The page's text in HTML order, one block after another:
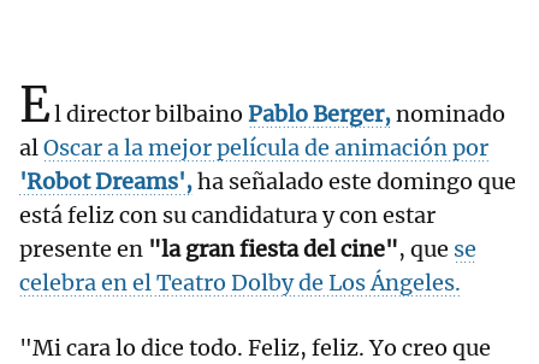
El director bilbaino Pablo Berger,nominado
alOscar a la mejor película de animación por
'Robot Dreams',ha señalado este domingo que
está feliz con su candidatura y con estar
presente en "la gran fiesta del cine", que se
celebra en el Teatro Dolby de Los Ángeles.
"Mi cara lo dice todo. Feliz, feliz. Yo creo que